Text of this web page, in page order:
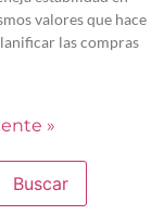
valores que hace
las compras
»